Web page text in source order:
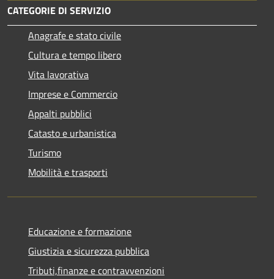
CATEGORIE DI SERVIZIO
Anagrafe e stato civile
Cultura e tempo libero
Vita lavorativa
Imprese e Commercio
Appalti pubblici
Catasto e urbanistica
Turismo
Mobilità e trasporti
Educazione e formazione
Giustizia e sicurezza pubblica
Tributi,finanze e contravvenzioni